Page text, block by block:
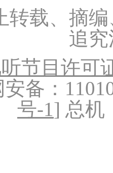
转载、摘
追
节目许可
备：
号-1] 总机